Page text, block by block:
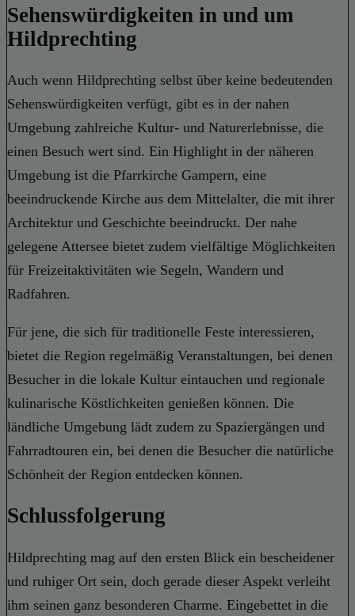
Sehenswürdigkeiten in und um
Hildprechting
Auch wenn Hildprechting selbst über keine bedeutenden
Sehenswürdigkeiten verfügt, gibt es in der nahen
Umgebung zahlreiche Kultur- und Naturerlebnisse, die
einen Besuch wert sind. Ein Highlight in der näheren
Umgebung ist die Pfarrkirche Gampern, eine
beeindruckende Kirche aus dem Mittelalter, die mit ihrer
Architektur und Geschichte beeindruckt. Der nahe
gelegene Attersee bietet zudem vielfältige Möglichkeiten
für Freizeitaktivitäten wie Segeln, Wandern und
Radfahren.
Für jene, die sich für traditionelle Feste interessieren,
bietet die Region regelmäßig Veranstaltungen, bei denen
Besucher in die lokale Kultur eintauchen und regionale
kulinarische Köstlichkeiten genießen können. Die
ländliche Umgebung lädt zudem zu Spaziergängen und
Fahrradtouren ein, bei denen die Besucher die natürliche
Schönheit der Region entdecken können.
Schlussfolgerung
Hildprechting mag auf den ersten Blick ein bescheidener
und ruhiger Ort sein, doch gerade dieser Aspekt verleiht
ihm seinen ganz besonderen Charme. Eingebettet in die